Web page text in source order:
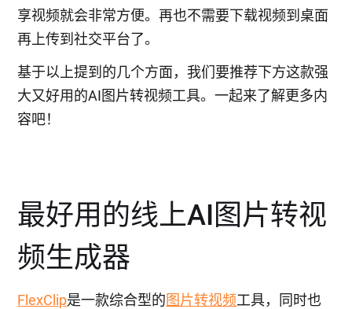
享视频就会非常方便。再也不需要下载视频到桌面
再上传到社交平台了。
基于以上提到的几个方面，我们要推荐下方这款强
大又好用的AI图片转视频工具。一起来了解更多内
容吧！
最好用的线上AI图片转视
频生成器
FlexClip是一款综合型的图片转视频工具，同时也